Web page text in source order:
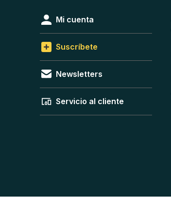
Mi cuenta
Suscríbete
Newsletters
Servicio al cliente